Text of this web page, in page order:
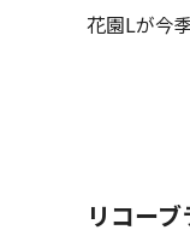
花園Lが今
リコー